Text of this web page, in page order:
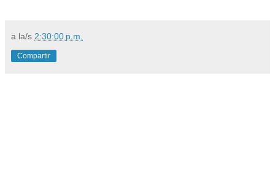
a la/s 2:30:00 p.m.
Compartir